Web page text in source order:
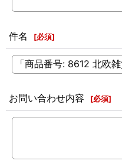
件名 [必須]
お問い合わせ内容 [必須]